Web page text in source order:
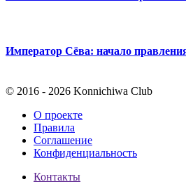
Император Сёва: начало
© 2016 - 2026 Konnichiwa Club
О проекте
Правила
Соглашение
Конфиденциальность
Контакты